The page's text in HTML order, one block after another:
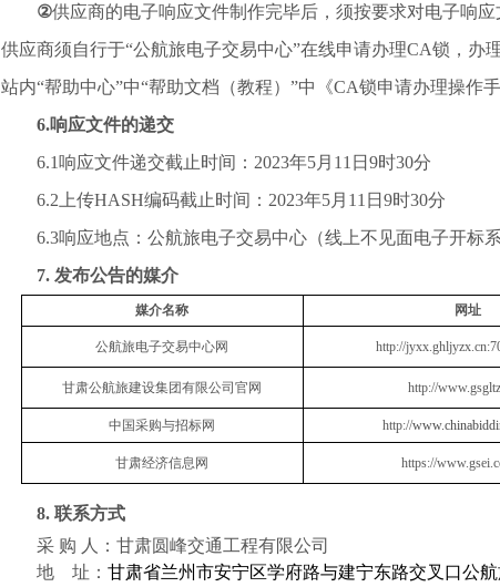
②供应商的电子响应文件制作完毕后，须按要求对电子响应
供应商须自行于“公航旅电子交易中心”在线申请办理CA锁，办
站内“帮助中心”中“帮助文档（教程）”中《CA锁申请办理操作手
6.响应文件的递交
6.1响应文件递交截止时间： 2023年5月 1 1 日 9时30分
6.2上传HASH编码截止时间：2023年5月 1 1 日 9时30分
6.3响应地点：公航旅电子交易中心（线上不见面电子开标系
7. 发布公告的媒介
媒介名称 网址
公航旅电子交易中心网 http://
甘肃公航旅建设集团有限公司官网 http://
中国采购与招标网 http://
甘肃经济信息网 https://
8. 联系方式
采 购 人：甘肃圆峰交通工程有限公司
地
址： 甘肃省兰州市安宁区学府路与建宁东路交叉口公